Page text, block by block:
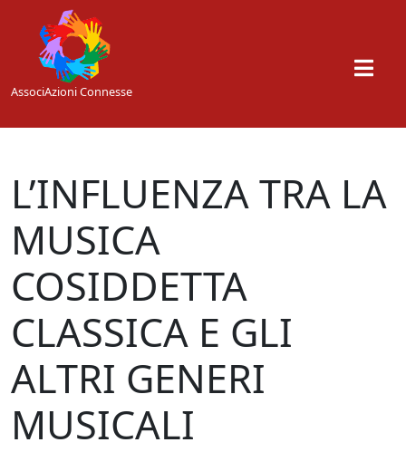
Skip to main content
AssociAzioni Connesse
L’INFLUENZA TRA LA
MUSICA
COSIDDETTA
CLASSICA E GLI
ALTRI GENERI
MUSICALI